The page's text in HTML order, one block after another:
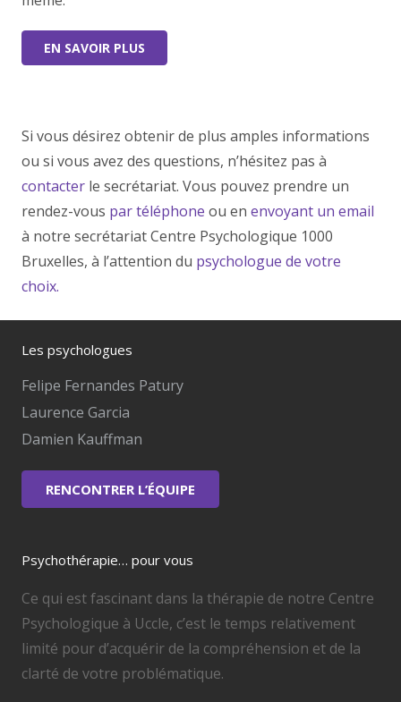
EN SAVOIR PLUS
Si vous désirez obtenir de plus amples informations
ou si vous avez des questions, n’hésitez pas à
contacter le secrétariat. Vous pouvez prendre un
rendez-vous par téléphone ou en envoyant un email
à notre secrétariat Centre Psychologique 1000
Bruxelles, à l’attention du psychologue de votre
choix.
Les psychologues
Felipe Fernandes Patury
Laurence Garcia
Damien Kauffman
RENCONTRER L’ÉQUIPE
Psychothérapie… pour vous
Ce qui est fascinant dans la thérapie de notre Centre
Psychologique à Uccle, c’est le temps relativement
limité pour d’acquérir de la compréhension et de la
clarté de votre problématique.